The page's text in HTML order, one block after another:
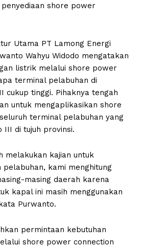
shore power
Utama PT Lamong Energi
Wahyu Widodo mengatakan
listrik melalui shore power
terminal pelabuhan di
cukup tinggi. Pihaknya tengah
untuk mengaplikasikan shore
terminal pelabuhan yang
III di tujuh provinsi.
melakukan kajian untuk
pelabuhan, kami menghitung
masing daerah karena
kapal ini masih menggunakan
Purwanto.
permintaan kebutuhan
shore power connection